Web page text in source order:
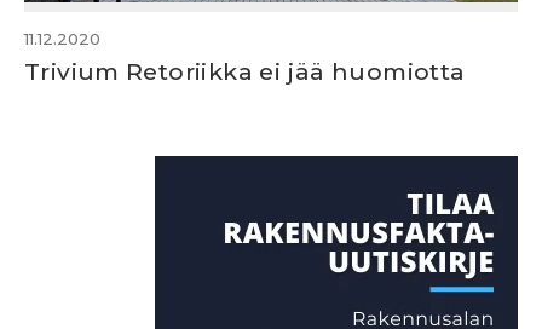
11.12.2020
Trivium Retoriikka ei jää huomiotta